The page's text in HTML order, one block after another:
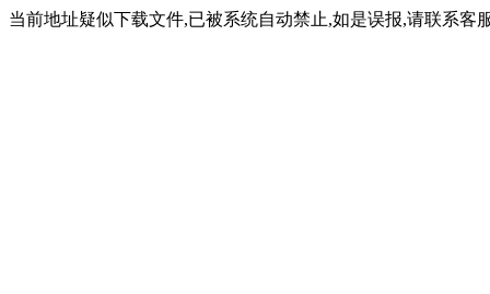
当前地址疑似下载文件,已被系统自动禁止,如是误报,请联系客